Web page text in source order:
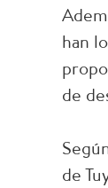
han
de
de